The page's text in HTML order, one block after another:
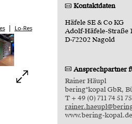
| Lo-Res
Kontaktdaten
Häfele SE & Co KG
Adolf-Häfele-Straße 1
D-72202 Nagold
Ansprechpartner
Rainer Häupl
bering*kopal GbR,
T + 49 (0) 711 74 51
www.bering-kopal.de